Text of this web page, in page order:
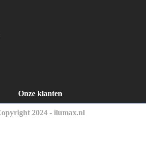
Onze klanten
2024 - ilumax.nl